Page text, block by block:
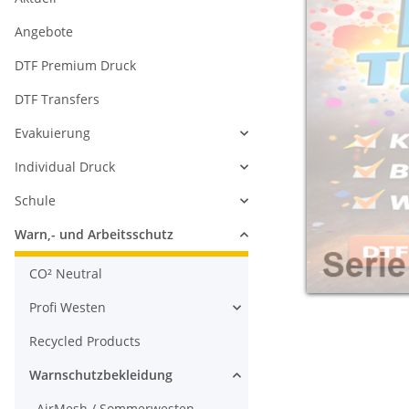
Angebote
DTF Premium Druck
DTF Transfers
Evakuierung
Individual Druck
Schule
Warn,- und Arbeitsschutz
CO² Neutral
Profi Westen
Recycled Products
Warnschutzbekleidung